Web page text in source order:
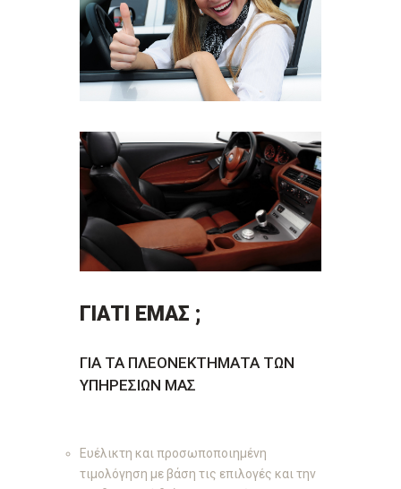
ΓΙΑΤΙ ΕΜΑΣ ;
ΓΙΑ ΤΑ ΠΛΕΟΝΕΚΤΗΜΑΤΑ ΤΩΝ
ΥΠΗΡΕΣΙΩΝ ΜΑΣ
Ευέλικτη και προσωποποιημένη
τιμολόγηση με βάση τις επιλογές και την